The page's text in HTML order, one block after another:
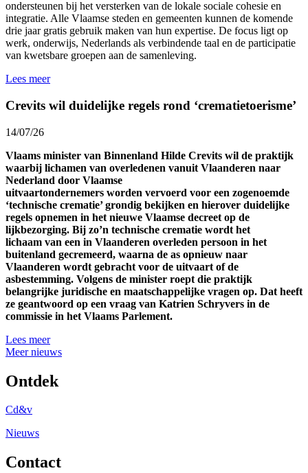
ondersteunen bij het versterken van de lokale sociale cohesie en
integratie. Alle Vlaamse steden en gemeenten kunnen de komende
drie jaar gratis gebruik maken van hun expertise. De focus ligt op
werk, onderwijs, Nederlands als verbindende taal en de participatie
van kwetsbare groepen aan de samenleving.
Lees meer
Crevits wil duidelijke regels rond ‘crematietoerisme’
14/07/26
Vlaams minister van Binnenland Hilde Crevits wil de praktijk
waarbij lichamen van overledenen vanuit Vlaanderen naar
Nederland door Vlaamse
uitvaartondernemers worden vervoerd voor een zogenoemde
‘technische crematie’ grondig bekijken en hierover duidelijke
regels opnemen in het nieuwe Vlaamse decreet op de
lijkbezorging. Bij zo’n technische crematie wordt het
lichaam van een in Vlaanderen overleden persoon in het
buitenland gecremeerd, waarna de as opnieuw naar
Vlaanderen wordt gebracht voor de uitvaart of de
asbestemming. Volgens de minister roept die praktijk
belangrijke juridische en maatschappelijke vragen op. Dat heeft
ze geantwoord op een vraag van Katrien Schryvers in de
commissie in het Vlaams Parlement.
Lees meer
Meer nieuws
Ontdek
Cd&v
Nieuws
Contact